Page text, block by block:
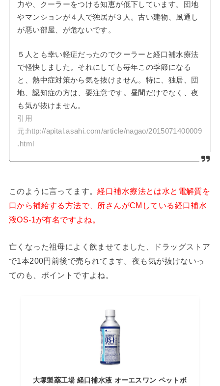
力や、クーラーをつける知恵が低下しています。団地
やマンションが４人で独居が３人。古い建物、風通し
が悪い部屋、が危ないです。
５人とも幸い軽症だったのでクーラーと経口補水療法
で軽快しました。それにしても毎年この季節になる
と、熱中症対策から気を抜けません。特に、独居、団
地、認知症の方は、要注意です。昼間だけでなく、夜
も気が抜けません。
引用
元:http://apital.asahi.com/article/nagao/2015071400009
.html
このように言ってます。経口補水療法とは水と電解質を
口から補給する方法で、所さんがCMしている経口補水
液OS-1が有名ですよね。
亡くなった祖母によく飲ませてました、ドラッグストア
で1本200円前後で売られてます。夜も気が抜けないっ
てのも、ポイントですよね。
大塚製薬工場 経口補水液 オーエスワン ペットボ